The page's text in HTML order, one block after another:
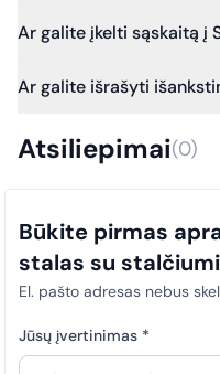
Bet jei praeis daugiau laiko
Ar galite įkelti sąskaitą į
Nuo 2025 m. sausio 1 d. visi
sistemą. Šis reikalavimas
užtikrinti skaidrumą ir
Ar galite išrašyti
Atsiliepimai(0)
Būkite pirmas
stalas su
El. pašto adresas nebus
Jūsų įvertinimas *